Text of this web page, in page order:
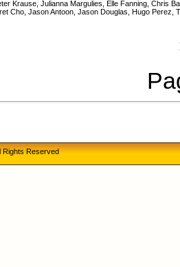
Krause, Julianna Margulies, Elle Fanning, Chris
Cho, Jason Antoon, Jason Douglas, Hugo Perez,
Rights Reserved